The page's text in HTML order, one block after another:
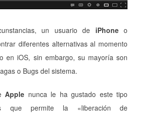
un usuario de iPhoneo
diferentes alternativas al momento
en iOS, sin embargo, su mayoría son
o Bugs del sistema.
Apple nunca le ha gustado este tipo
que permite la «liberación de